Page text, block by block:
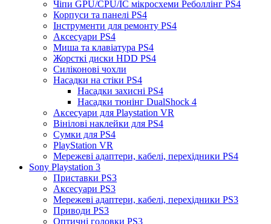
Чіпи GPU/CPU/IC мікросхеми Реболлінг PS4
Корпуси та панелі PS4
Інструменти для ремонту PS4
Аксесуари PS4
Миша та клавіатура PS4
Жорсткі диски HDD PS4
Силіконові чохли
Насадки на стіки PS4
Насадки захисні PS4
Насадки тюнінг DualShock 4
Аксесуари для Playstation VR
Вінілові наклейки для PS4
Сумки для PS4
PlayStation VR
Мережеві адаптери, кабелі, перехідники PS4
Sony Playstation 3
Приставки PS3
Аксесуари PS3
Мережеві адаптери, кабелі, перехідники PS3
Приводи PS3
Оптичні головки PS3